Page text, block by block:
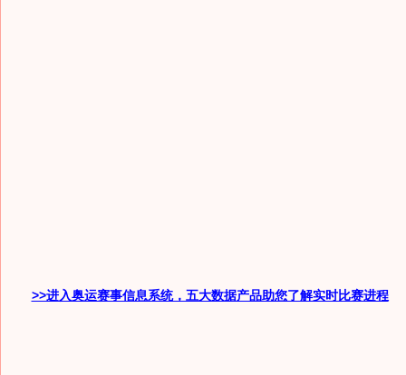
>>进入奥运赛事信息系统，五大数据产品助您了解实时比赛进程